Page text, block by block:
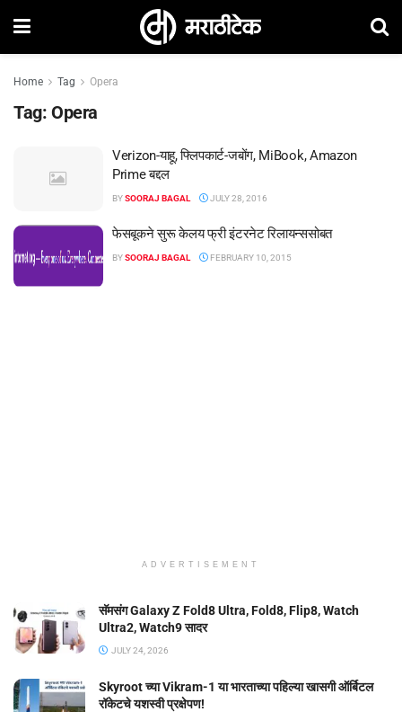
Home Tag Opera
Tag: Opera
Verizon-याहू, फ्लिपकार्ट-जबोंग, MiBook, Amazon
Prime बद्दल
BYSOORAJ BAGAL JULY 28, 2016
फेसबूकने सुरू केलय फ्री इंटरनेट रिलायन्ससोबत
BYSOORAJ BAGAL FEBRUARY 10, 2015
ADVERTISEMENT
सॅमसंग Galaxy Z Fold8 Ultra, Fold8, Flip8, Watch
Ultra2, Watch9 सादर
JULY 24, 2026
Skyroot च्या Vikram-1 या भारताच्या पहिल्या खासगी ऑर्बिटल
रॉकेटचे यशस्वी प्रक्षेपण!